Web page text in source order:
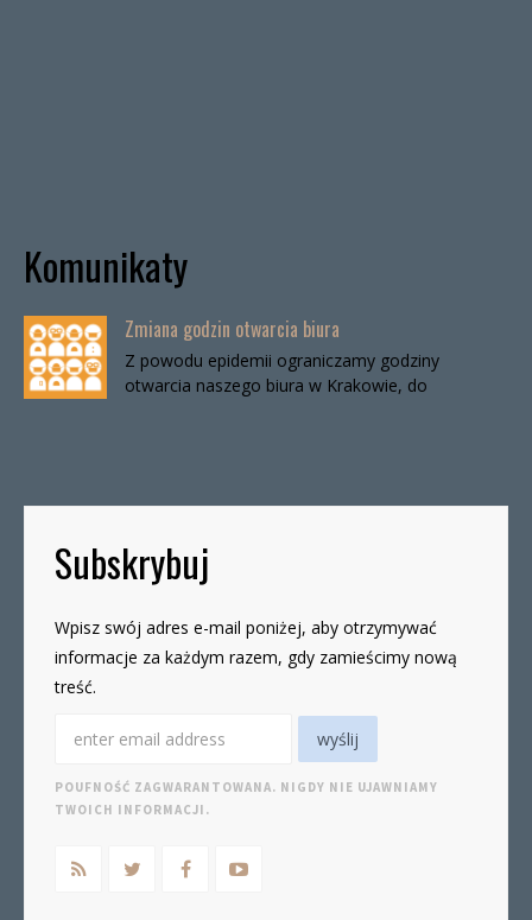
Komunikaty
Zmiana godzin otwarcia biura
Z powodu epidemii ograniczamy godziny
otwarcia naszego biura w Krakowie, do
Subskrybuj
Wpisz swój adres e-mail poniżej, aby otrzymywać
informacje za każdym razem, gdy zamieścimy nową
treść.
POUFNOŚĆ ZAGWARANTOWANA. NIGDY NIE UJAWNIAMY
TWOICH INFORMACJI.